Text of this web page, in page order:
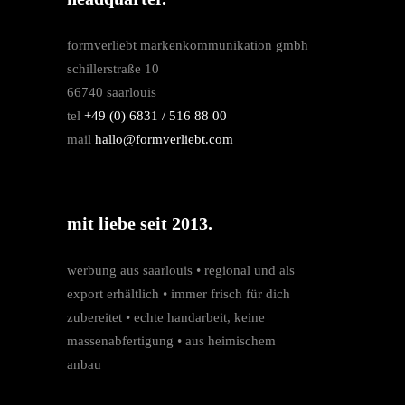
formverliebt markenkommunikation gmbh
schillerstraße 10
66740 saarlouis
tel +49 (0) 6831 / 516 88 00
mail hallo@formverliebt.com
mit liebe seit 2013.
werbung aus saarlouis • regio­nal und als
export erhältlich • immer frisch für dich
zubereitet • echte hand­arbeit, keine
massen­­abfertigung • aus heimischem
anbau